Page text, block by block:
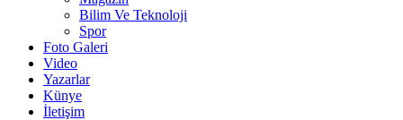
Bilim Ve Teknoloji
Spor
Foto Galeri
Video
Yazarlar
Künye
İletişim